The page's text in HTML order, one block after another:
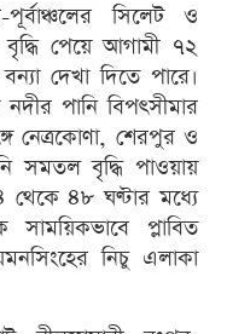
সিলেট ও
পেয়ে আগামী ৭২
বন্যা দেখা দিতে পারে।
পানি বিপৎসীমার
নেত্রকোণা, শেরপুর ও
সমতল বৃদ্ধি পাওয়ায়
৪৮ ঘণ্টার মধ্যে
সাময়িকভাবে প্লাবিত
নিচু এলাকা